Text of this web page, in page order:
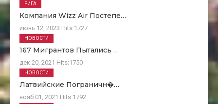
Компания Wizz Air Постепе…
июнь 12, 2023 Hits:1727
РИГА
167 Мигрантов Пытались …
дек 20, 2021 Hits:1750
НОВОСТИ
Латвийские Пограничн�…
нояб 01, 2021 Hits:1792
НОВОСТИ